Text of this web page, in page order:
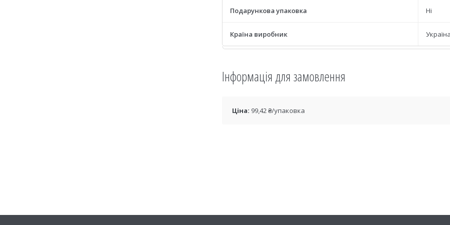
Подарункова упаковка Ні
Країна виробник
Інформація для замовлення
Ціна: 99,42 ₴/упаковка